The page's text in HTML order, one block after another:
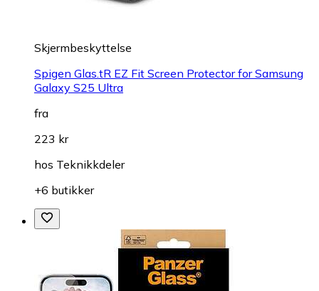
Skjermbeskyttelse
Spigen Glas.tR EZ Fit Screen Protector for Samsung
Galaxy S25 Ultra
fra
223 kr
hos Teknikkdeler
+6 butikker